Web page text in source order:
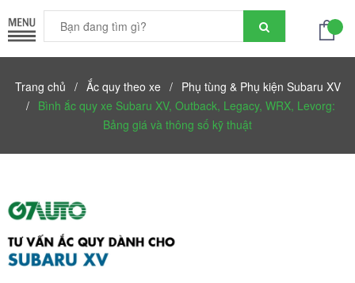
Trang chủ / Ắc quy theo xe / Phụ tùng & Phụ kiện Subaru XV
/ Bình ắc quy xe Subaru XV, Outback, Legacy, WRX, Levorg:
Bảng giá và thông số kỹ thuật